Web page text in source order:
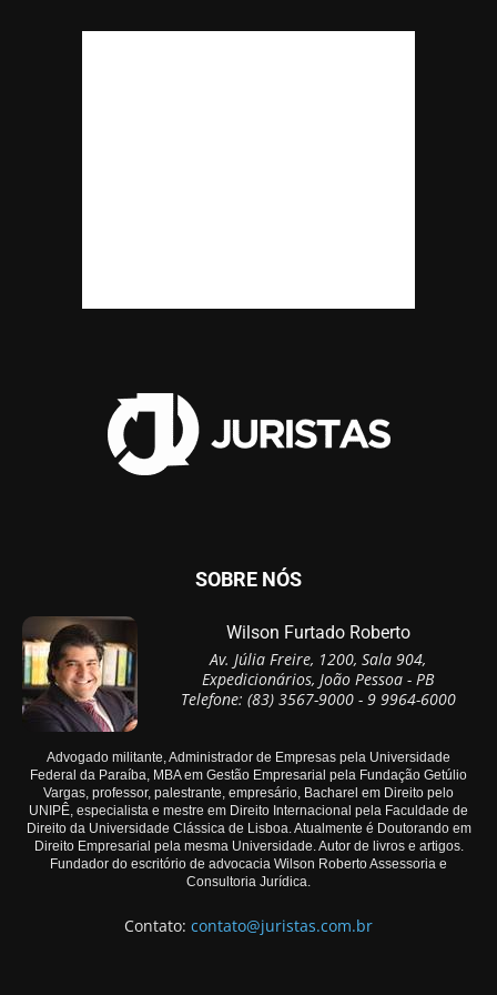
SOBRE NÓS
Wilson Furtado Roberto
Av. Júlia Freire, 1200, Sala 904,
Expedicionários, João Pessoa - PB
Telefone: (83) 3567-9000 - 9 9964-6000
Advogado militante, Administrador de Empresas pela Universidade
Federal da Paraíba, MBA em Gestão Empresarial pela Fundação Getúlio
Vargas, professor, palestrante, empresário, Bacharel em Direito pelo
UNIPÊ, especialista e mestre em Direito Internacional pela Faculdade de
Direito da Universidade Clássica de Lisboa. Atualmente é Doutorando em
Direito Empresarial pela mesma Universidade. Autor de livros e artigos.
Fundador do escritório de advocacia Wilson Roberto Assessoria e
Consultoria Jurídica.
Contato: contato@juristas.com.br